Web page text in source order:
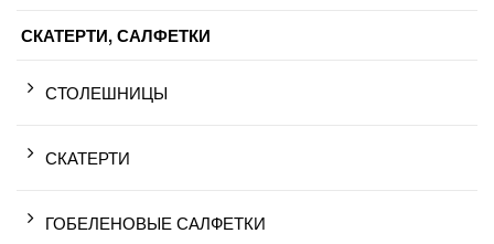
СКАТЕРТИ, САЛФЕТКИ
СТОЛЕШНИЦЫ
СКАТЕРТИ
ГОБЕЛЕНОВЫЕ САЛФЕТКИ